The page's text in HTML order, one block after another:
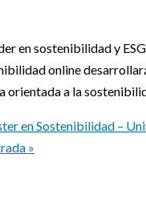
en sostenibilidad y
online
orientada a la
en Sostenibilidad –
»